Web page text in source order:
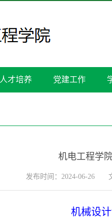
人才培养 党建工作
机电工程学
发布时间：2024-06-26
机械设